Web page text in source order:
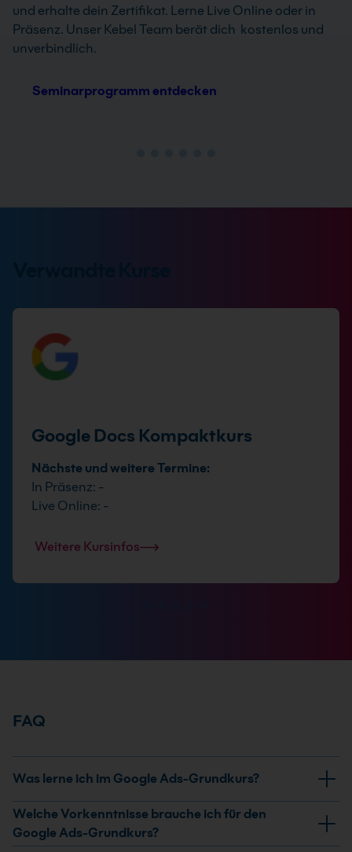
und erhalte dein Zertifikat. Lerne Live Online oder in
Präsenz. Unser Kebel Team berät dich kostenlos und
unverbindlich.
Seminarprogramm entdecken
Google Docs Kompaktkurs
Nächste und weitere Termine:
In Präsenz: -
Live Online: -
Weitere Kursinfos
FAQ
Was lerne ich im Google Ads-Grundkurs?
Du lernst die Grundlagen des
Suchmaschinenmarketings, richtest ein Google Ads-
Welche Vorkenntnisse brauche ich für den
Google Ads-Grundkurs?